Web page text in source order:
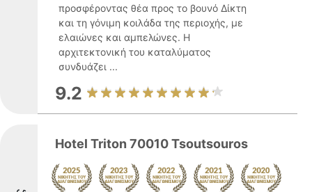
προσφέροντας θέα προς το βουνό Δίκτη
και τη γόνιμη κοιλάδα της περιοχής, με
ελαιώνες και αμπελώνες. Η
αρχιτεκτονική του καταλύματος
συνδυάζει ...
9.2
Hotel Triton 70010 Tsoutsouros